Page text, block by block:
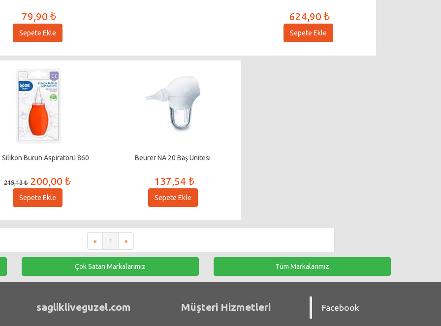
79,90 ₺
Sepete Ekle
624,90 ₺
Sepete Ekle
Silikon Burun Aspiratörü 860
219,13 ₺ 200,00 ₺
Sepete Ekle
Beurer NA 20 Baş Ünitesi
137,54 ₺
Sepete Ekle
« 1 »
Çok Satan Markalarımız Tüm Markalarımız
saglikliveguzel.com Müşteri Hizmetleri Facebook